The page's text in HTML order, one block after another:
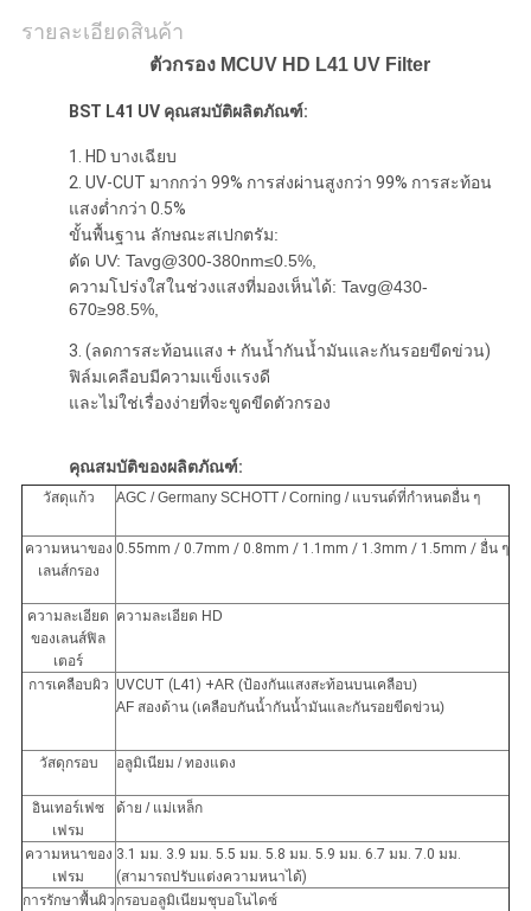
รายละเอียดสินค้า
ตัวกรอง MCUV HD L41 UV Filter
BST L41 UV คุณสมบัติผลิตภัณฑ์:
1. HD บางเฉียบ
2. UV-CUT มากกว่า 99% การส่งผ่านสูงกว่า 99% การสะท้อน
แสงต่ำกว่า 0.5%
ขั้นพื้นฐาน ลักษณะสเปกตรัม:
ตัด UV: Tavg@300-380nm≤0.5%,
ความโปร่งใสในช่วงแสงที่มองเห็นได้: Tavg@430-
670≥98.5%,
3. (ลดการสะท้อนแสง + กันน้ำกันน้ำมันและกันรอยขีดข่วน)
ฟิล์มเคลือบมีความแข็งแรงดี
และไม่ใช่เรื่องง่ายที่จะขูดขีดตัวกรอง
คุณสมบัติของผลิตภัณฑ์:
วัสดุแก้ว AGC / Germany SCHOTT / Corning / แบรนด์ที่กำหนดอื่น ๆ
ความหนาของ
เลนส์กรอง
0.55mm / 0.7mm / 0.8mm / 1.1mm / 1.3mm / 1.5mm / อื่น ๆ
ความละเอียด
ของเลนส์ฟิล
เตอร์
ความละเอียด HD
การเคลือบผิว UVCUT (L41) +AR (ป้องกันแสงสะท้อนบนเคลือบ)
AF สองด้าน (เคลือบกันน้ำกันน้ำมันและกันรอยขีดข่วน)
วัสดุกรอบ อลูมิเนียม / ทองแดง
อินเทอร์เฟซ
เฟรม
ด้าย / แม่เหล็ก
ความหนาของ
เฟรม
3.1 มม. 3.9 มม. 5.5 มม. 5.8 มม. 5.9 มม. 6.7 มม. 7.0 มม.
(สามารถปรับแต่งความหนาได้)
การรักษาพื้นผิว กรอบอลูมิเนียมชุบอโนไดซ์